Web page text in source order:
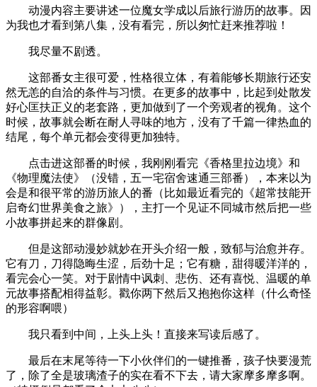
动漫内容主要讲述一位魔女学成以后旅行游历的故事。因
为我也才看到第八集，没有看完，所以匆忙赶来推荐啦！
我尽量不剧透。
这部番女主很可爱，性格很立体，有着能够长期旅行还安
然无恙的自洽的条件与习惯。在更多的故事中，比起到处散发
好心匡扶正义的老套路，更加做到了一个旁观者的视角。这个
时候，故事就会断在耐人寻味的地方，没有了千篇一律热血的
结尾，每个单元都会变得更加独特。
点击进这部番的时候，我刚刚看完《香格里拉边境》和
《物理魔法使》（没错，五一宅宿舍速通三部番），本来以为
会是和很平常的游历旅人的番（比如最近看完的《超常技能开
启奇幻世界美食之旅》），主打一个见证不同城市然后把一些
小故事拼起来的群像剧。
但是这部动漫妙就妙在开头介绍一般，致郁与治愈并存。
它有刀，刀得隐晦生涩，后劲十足；它有糖，甜得暖洋洋的，
看完会心一笑。对于剧情中讽刺、悲伤、还有喜悦、温暖的单
元故事搭配相得益彰。戳你两下然后又抱抱你这样（什么奇怪
的形容啊喂）
我只看到中间，上头上头！直接来写读后感了。
最后在末尾等待一下小伙伴们的一键推番，孩子快要漫荒
了，除了全是玻璃渣子的实在看不下去，请大家摩多摩多啊。